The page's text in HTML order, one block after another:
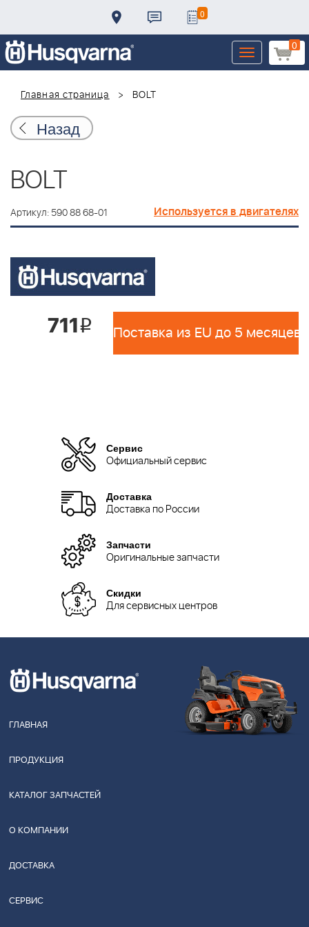
0
0
Toggle
navigation
Главная страница
BOLT
Назад
BOLT
Артикул: 590 88 68-01 Используется в двигателях
711i Поставка из EU до 5 месяцев
Сервис
Официальный сервис
Доставка
Доставка по России
Запчасти
Оригинальные запчасти
Скидки
Для сервисных центров
ГЛАВНАЯ
ПРОДУКЦИЯ
КАТАЛОГ ЗАПЧАСТЕЙ
О КОМПАНИИ
ДОСТАВКА
СЕРВИС